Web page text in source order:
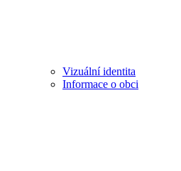
Vizuální identita
Informace o obci